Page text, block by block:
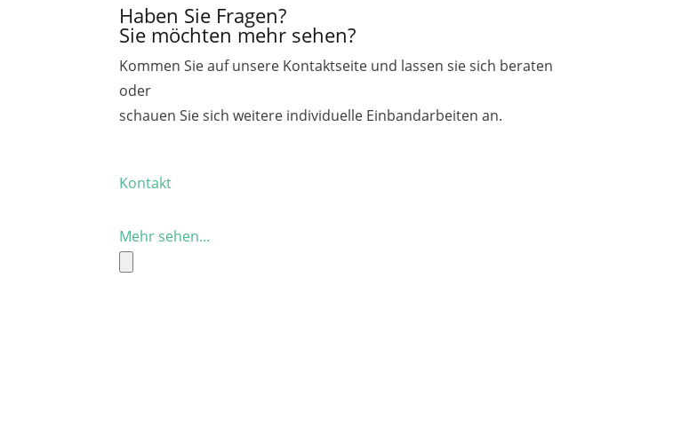
Haben Sie Fragen?
Sie möchten mehr sehen?
Kommen Sie auf unsere Kontaktseite und lassen sie sich beraten
oder
schauen Sie sich weitere individuelle Einbandarbeiten an.
Kontakt
Mehr sehen...